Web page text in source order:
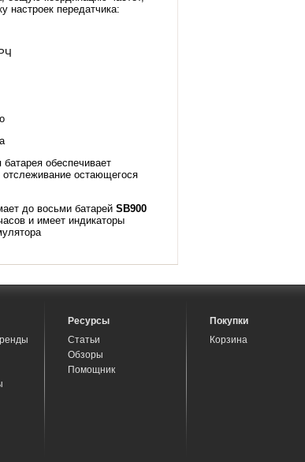
настроек передатчика:
обеспечивает
остающегося
до восьми батарей SB900
и имеет индикаторы
Ресурсы
Статьи
Обзоры
Помощник
Покупки
Корзина